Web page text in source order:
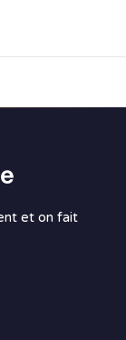
et on fait